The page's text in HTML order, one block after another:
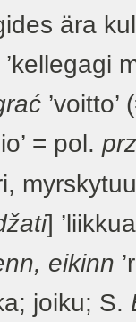
ära
’kellegagi
= pol.
]
eikinn
joiku; S.